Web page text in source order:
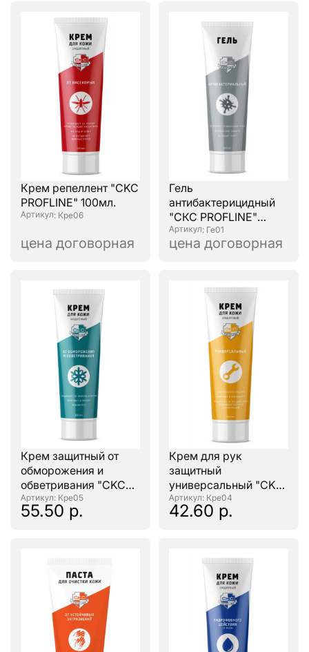
Крем репеллент "CKC
PROFLINE" 100мл.
: Кре06
цена договорная
Гель
антибактерицидный
"СКС PROFLINE"
100мл.: Ге01
цена договорная
Крем защитный от
обморожения и
обветривания "CKC
PROFLINE" 100мл.
: Кре05
55.50 р.
Крем для рук
защитный
универсальный "CKC
PROFLINE" 100мл.
: Кре04
42.60 р.